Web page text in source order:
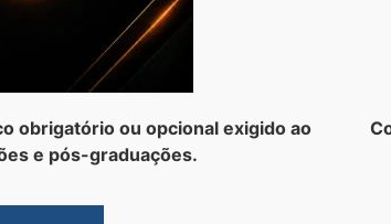
obrigatório ou opcional exigido ao
e pós-graduações.